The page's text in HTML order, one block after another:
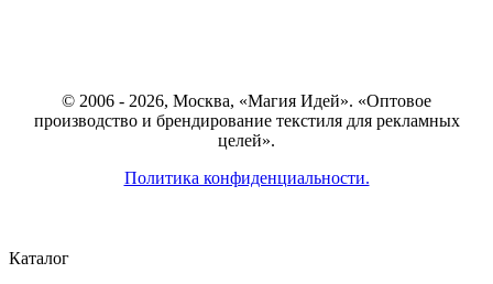
© 2006 - 2026, Москва, «Магия Идей». «Оптовое
производство и брендирование текстиля для рекламных
целей».
Политика конфиденциальности.
Каталог